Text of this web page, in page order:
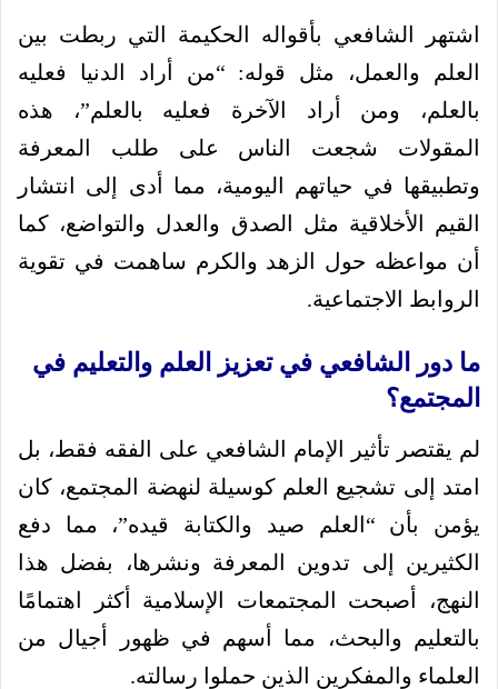
اشتهر الشافعي بأقواله الحكيمة التي ربطت بين
العلم والعمل، مثل قوله: “من أراد الدنيا فعليه
بالعلم، ومن أراد الآخرة فعليه بالعلم”، هذه
المقولات شجعت الناس على طلب المعرفة
وتطبيقها في حياتهم اليومية، مما أدى إلى انتشار
القيم الأخلاقية مثل الصدق والعدل والتواضع، كما
أن مواعظه حول الزهد والكرم ساهمت في تقوية
الروابط الاجتماعية.
ما دور الشافعي في تعزيز العلم والتعليم في
المجتمع؟
لم يقتصر تأثير الإمام الشافعي على الفقه فقط، بل
امتد إلى تشجيع العلم كوسيلة لنهضة المجتمع، كان
يؤمن بأن “العلم صيد والكتابة قيده”، مما دفع
الكثيرين إلى تدوين المعرفة ونشرها، بفضل هذا
النهج، أصبحت المجتمعات الإسلامية أكثر اهتمامًا
بالتعليم والبحث، مما أسهم في ظهور أجيال من
العلماء والمفكرين الذين حملوا رسالته.